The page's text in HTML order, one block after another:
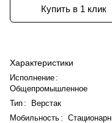
Купить в 1 клик
Характеристики
Исполнение :
Общепромышленное
Тип :
Верстак
Мобильность :